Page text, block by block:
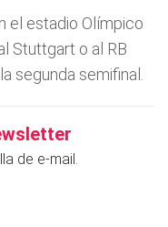
el estadio Olímpico
Stuttgart o al RB
segunda semifinal.
de e-mail.